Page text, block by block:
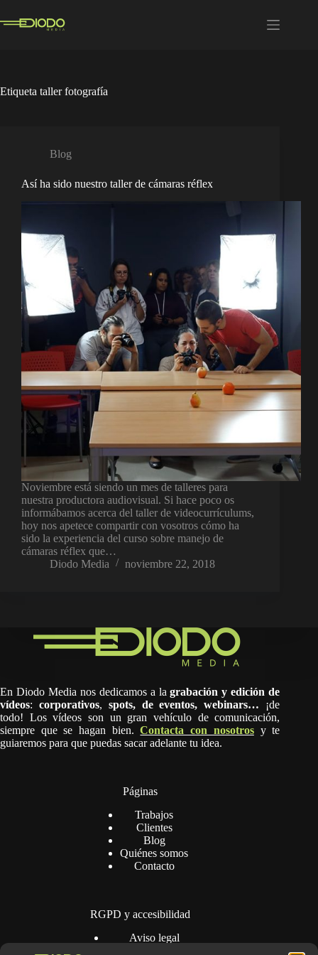
al
contenido
Etiqueta taller fotografía
Blog
Así ha sido nuestro taller de cámaras réflex
Noviembre está siendo un mes de talleres para
nuestra productora audiovisual. Si hace poco os
informábamos acerca del taller de videocurrículums,
hoy nos apetece compartir con vosotros cómo ha
sido la experiencia del curso sobre manejo de
cámaras réflex que…
Diodo Media
noviembre 22, 2018
En Diodo Media nos dedicamos a lagrabación y edición de
vídeos: corporativos, spots, de eventos, webinars… ¡de
todo! Los vídeos son un gran vehículo de comunicación,
siempre que se hagan bien.Contacta con nosotrosy te
guiaremos para que puedas sacar adelante tu idea.
Páginas
Trabajos
Clientes
Blog
Quiénes somos
Contacto
RGPD y accesibilidad
Aviso legal